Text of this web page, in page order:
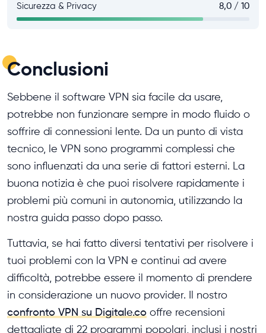
Sicurezza & Privacy 8,0 / 10
Conclusioni
Sebbene il software VPN sia facile da usare,
potrebbe non funzionare sempre in modo fluido o
soffrire di connessioni lente. Da un punto di vista
tecnico, le VPN sono programmi complessi che
sono influenzati da una serie di fattori esterni. La
buona notizia è che puoi risolvere rapidamente i
problemi più comuni in autonomia, utilizzando la
nostra guida passo dopo passo.
Tuttavia, se hai fatto diversi tentativi per risolvere i
tuoi problemi con la VPN e continui ad avere
difficoltà, potrebbe essere il momento di prendere
in considerazione un nuovo provider. Il nostro
confronto VPN su Digitale.co offre recensioni
dettagliate di 22 programmi popolari, inclusi i nostri